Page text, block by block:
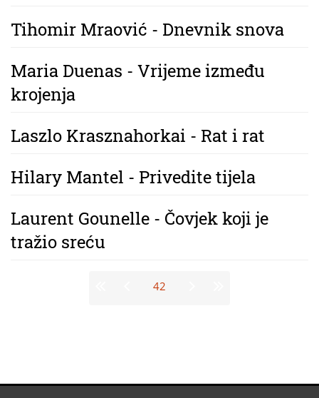
Tihomir Mraović - Dnevnik snova
Maria Duenas - Vrijeme između
krojenja
Laszlo Krasznahorkai - Rat i rat
Hilary Mantel - Privedite tijela
Laurent Gounelle - Čovjek koji je
tražio sreću
42